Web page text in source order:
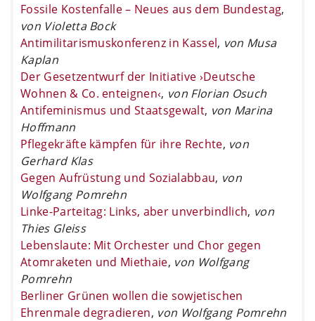
Fossile Kostenfalle – Neues aus dem Bundestag,
von Violetta Bock
Antimilitarismuskonferenz in Kassel, von Musa
Kaplan
Der Gesetzentwurf der Initiative ›Deutsche
Wohnen & Co. enteignen‹, von Florian Osuch
Antifeminismus und Staatsgewalt, von Marina
Hoffmann
Pflegekräfte kämpfen für ihre Rechte, von
Gerhard Klas
Gegen Aufrüstung und Sozialabbau, von
Wolfgang Pomrehn
Linke-Parteitag: Links, aber unverbindlich, von
Thies Gleiss
Lebenslaute: Mit Orchester und Chor gegen
Atomraketen und Miethaie, von Wolfgang
Pomrehn
Berliner Grünen wollen die sowjetischen
Ehrenmale degradieren, von Wolfgang Pomrehn